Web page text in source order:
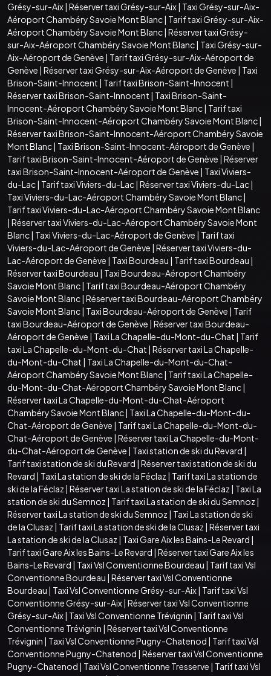
Grésy-sur-Aix| Réserver taxi Grésy-sur-Aix| Taxi Grésy-sur-Aix-
Aéroport Chambéry Savoie Mont Blanc| Tarif taxi Grésy-sur-Aix-
Aéroport Chambéry Savoie Mont Blanc| Réserver taxi Grésy-
sur-Aix-Aéroport Chambéry Savoie Mont Blanc| Taxi Grésy-sur-
Aix-Aéroport de Genève | Tarif taxi Grésy-sur-Aix-Aéroport de
Genève | Réserver taxi Grésy-sur-Aix-Aéroport de Genève | Taxi
Brison-Saint-Innocent | Tarif taxi Brison-Saint-Innocent |
Réserver taxi Brison-Saint-Innocent | Taxi Brison-Saint-
Innocent-Aéroport Chambéry Savoie Mont Blanc| Tarif taxi
Brison-Saint-Innocent-Aéroport Chambéry Savoie Mont Blanc|
Réserver taxi Brison-Saint-Innocent-Aéroport Chambéry Savoie
Mont Blanc| Taxi Brison-Saint-Innocent-Aéroport de Genève |
Tarif taxi Brison-Saint-Innocent-Aéroport de Genève | Réserver
taxi Brison-Saint-Innocent-Aéroport de Genève | Taxi Viviers-
du-Lac| Tarif taxi Viviers-du-Lac| Réserver taxi Viviers-du-Lac|
Taxi Viviers-du-Lac-Aéroport Chambéry Savoie Mont Blanc|
Tarif taxi Viviers-du-Lac-Aéroport Chambéry Savoie Mont Blanc
| Réserver taxi Viviers-du-Lac-Aéroport Chambéry Savoie Mont
Blanc| Taxi Viviers-du-Lac-Aéroport de Genève | Tarif taxi
Viviers-du-Lac-Aéroport de Genève | Réserver taxi Viviers-du-
Lac-Aéroport de Genève | Taxi Bourdeau | Tarif taxi Bourdeau |
Réserver taxi Bourdeau | Taxi Bourdeau-Aéroport Chambéry
Savoie Mont Blanc| Tarif taxi Bourdeau-Aéroport Chambéry
Savoie Mont Blanc| Réserver taxi Bourdeau-Aéroport Chambéry
Savoie Mont Blanc| Taxi Bourdeau-Aéroport de Genève | Tarif
taxi Bourdeau-Aéroport de Genève | Réserver taxi Bourdeau-
Aéroport de Genève | Taxi La Chapelle-du-Mont-du-Chat | Tarif
taxi La Chapelle-du-Mont-du-Chat | Réserver taxi La Chapelle-
du-Mont-du-Chat | Taxi La Chapelle-du-Mont-du-Chat-
Aéroport Chambéry Savoie Mont Blanc| Tarif taxi La Chapelle-
du-Mont-du-Chat-Aéroport Chambéry Savoie Mont Blanc|
Réserver taxi La Chapelle-du-Mont-du-Chat-Aéroport
Chambéry Savoie Mont Blanc| Taxi La Chapelle-du-Mont-du-
Chat-Aéroport de Genève | Tarif taxi La Chapelle-du-Mont-du-
Chat-Aéroport de Genève | Réserver taxi La Chapelle-du-Mont-
du-Chat-Aéroport de Genève | Taxi station de ski du Revard |
Tarif taxi station de ski du Revard | Réserver taxi station de ski du
Revard | Taxi La station de ski de la Féclaz | Tarif taxi La station de
ski de la Féclaz | Réserver taxi La station de ski de la Féclaz | Taxi La
station de ski du Semnoz | Tarif taxi La station de ski du Semnoz |
Réserver taxi La station de ski du Semnoz | Taxi La station de ski
de la Clusaz | Tarif taxi La station de ski de la Clusaz | Réserver taxi
La station de ski de la Clusaz | Taxi Gare Aix les Bains-Le Revard |
Tarif taxi Gare Aix les Bains-Le Revard | Réserver taxi Gare Aix les
Bains-Le Revard | Taxi Vsl Conventionne Bourdeau | Tarif taxi Vsl
Conventionne Bourdeau | Réserver taxi Vsl Conventionne
Bourdeau | Taxi Vsl Conventionne Grésy-sur-Aix| Tarif taxi Vsl
Conventionne Grésy-sur-Aix| Réserver taxi Vsl Conventionne
Grésy-sur-Aix| Taxi Vsl Conventionne Trévignin | Tarif taxi Vsl
Conventionne Trévignin | Réserver taxi Vsl Conventionne
Trévignin | Taxi Vsl Conventionne Pugny-Chatenod | Tarif taxi Vsl
Conventionne Pugny-Chatenod | Réserver taxi Vsl Conventionne
Pugny-Chatenod | Taxi Vsl Conventionne Tresserve | Tarif taxi Vsl